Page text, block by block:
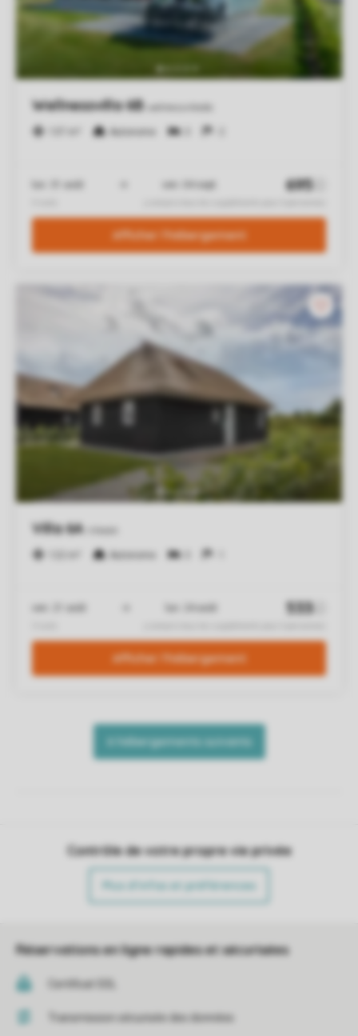
Contrôle de votre propre vie privée
Plus d’infos et préférences
Réservations en ligne rapides et sécurisées
Certificat SSL
Transmission sécurisée des données